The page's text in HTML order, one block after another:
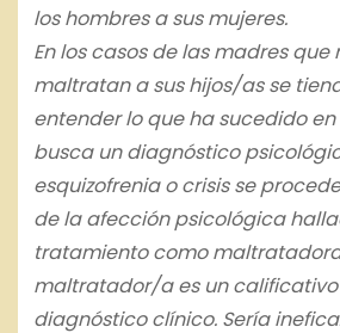
los hombres a sus mujeres.
En los casos de las madres que
maltratan a sus hijos/as se
entender lo que ha sucedido en
busca un diagnóstico
esquizofrenia o crisis se
de la afección psicológica
tratamiento como
maltratador/a es un calificativo
diagnóstico clínico. Sería